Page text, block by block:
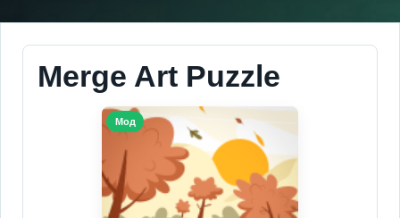
Merge Art Puzzle
Мод